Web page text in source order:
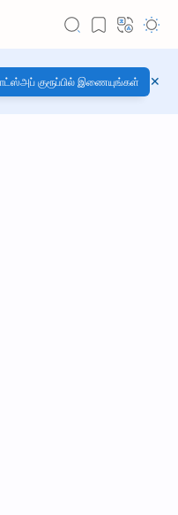
குரூப்பில் இணையுங்கள்